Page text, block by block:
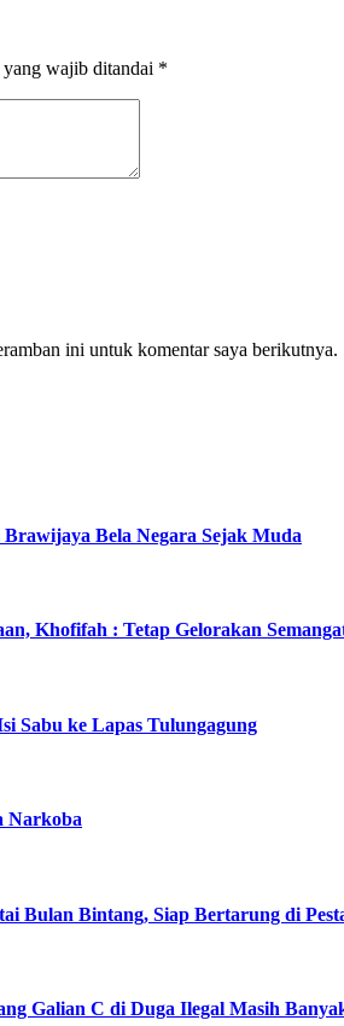
yang wajib ditandai *
ini untuk komentar saya berikutnya.
Bela Negara Sejak Muda
Khofifah : Tetap Gelorakan
Sabu ke Lapas Tulungagung
Narkoba
Bulan Bintang, Siap Bertarung di
Galian C di Duga Ilegal Masih